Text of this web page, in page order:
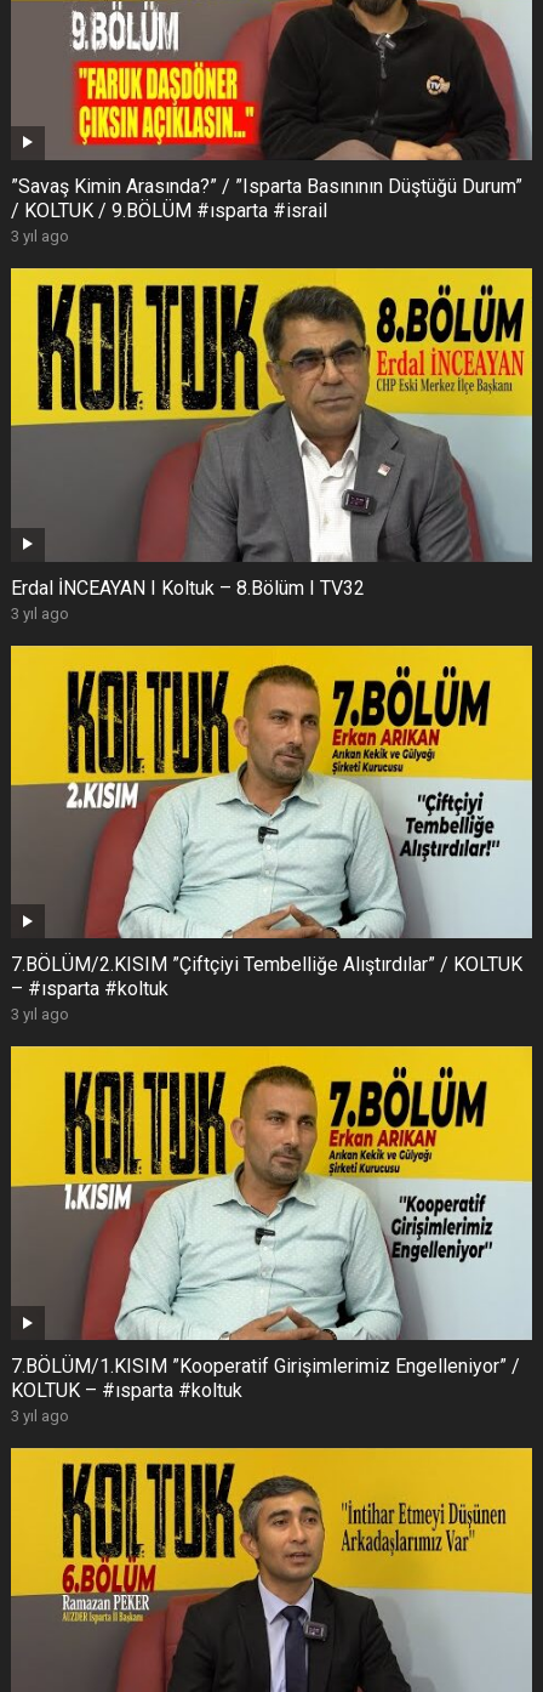
”Savaş Kimin Arasında?” / ”Isparta Basınının Düştüğü Durum”
/ KOLTUK / 9.BÖLÜM #ısparta #israil
3 yıl ago
Erdal İNCEAYAN I Koltuk – 8.Bölüm I TV32
3 yıl ago
7.BÖLÜM/2.KISIM ”Çiftçiyi Tembelliğe Alıştırdılar” / KOLTUK
– #ısparta #koltuk
3 yıl ago
7.BÖLÜM/1.KISIM ”Kooperatif Girişimlerimiz Engelleniyor” /
KOLTUK – #ısparta #koltuk
3 yıl ago